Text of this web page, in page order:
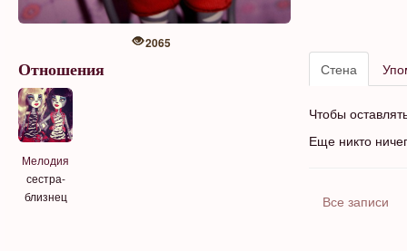
2065
Отношения
Мелодия
сестра-
близнец
Стена
Чтобы
Еще никто
Все записи